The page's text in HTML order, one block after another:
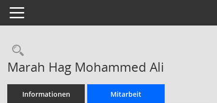
Toggle navigation
Rechercheauswahl
Marah Hag Mohammed Ali
Informationen Mitarbeit